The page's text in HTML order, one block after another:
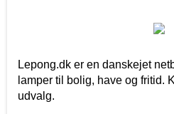
Lepong.dk er en danskejet
lamper til bolig, have og fritid.
udvalg.